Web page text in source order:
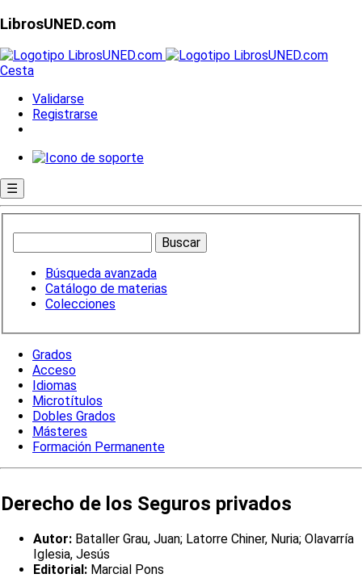
LibrosUNED.com
Cesta
Validarse
Registrarse
☰
Búsqueda avanzada
Catálogo de materias
Colecciones
Grados
Acceso
Idiomas
Microtítulos
Dobles Grados
Másteres
Formación Permanente
Derecho de los Seguros privados
Autor: Bataller Grau, Juan; Latorre Chiner, Nuria; Olavarría
Iglesia, Jesús
Editorial: Marcial Pons